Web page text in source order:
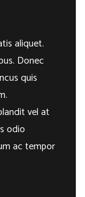
aliquet.
Donec
quis
vel at
odio
ac tempor